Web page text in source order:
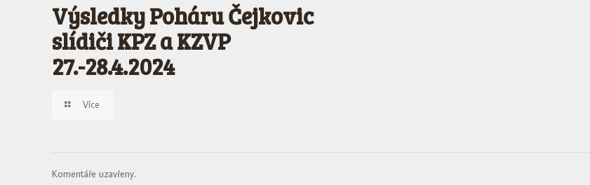
Výsledky Poháru Čejkovic
slídiči KPZ a KZVP
27.-28.4.2024
Více
Komentáře uzavřeny.